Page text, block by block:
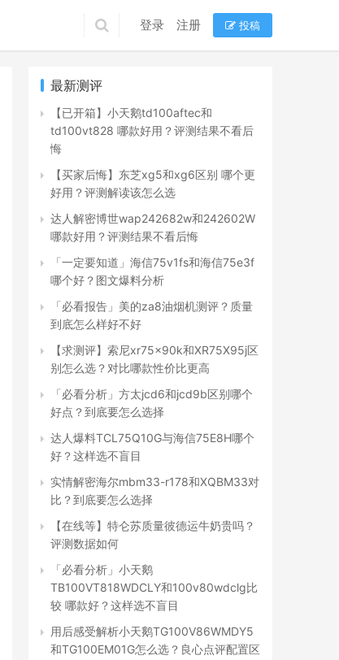
登录 注册 投稿
最新测评
【已开箱】小天鹅td100aftec和
td100vt828 哪款好用？评测结果不看后
悔
【买家后悔】东芝xg5和xg6区别 哪个更
好用？评测解读该怎么选
达人解密博世wap242682w和242602W
哪款好用？评测结果不看后悔
「一定要知道」海信75v1fs和海信75e3f
哪个好？图文爆料分析
「必看报告」美的za8油烟机测评？质量
到底怎么样好不好
【求测评】索尼xr75x90k和XR75X95j区
别怎么选？对比哪款性价比更高
「必看分析」方太jcd6和jcd9b区别哪个
好点？到底要怎么选择
达人爆料TCL75Q10G与海信75E8H哪个
好？这样选不盲目
实情解密海尔mbm33-r178和XQBM33对
比？到底要怎么选择
【在线等】特仑苏质量彼德运牛奶贵吗？
评测数据如何
「必看分析」小天鹅
TB100VT818WDCLY和100v80wdclg比
较 哪款好？这样选不盲目
用后感受解析小天鹅TG100V86WMDY5
和TG100EM01G怎么选？良心点评配置区